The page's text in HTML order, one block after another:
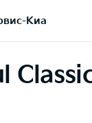
Киа